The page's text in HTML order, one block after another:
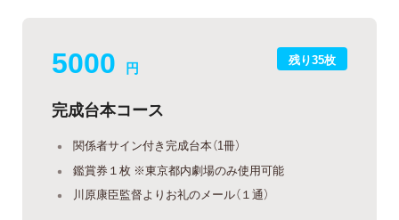
残り35枚
5000 円
完成台本コース
関係者サイン付き完成台本（1冊）
鑑賞券１枚 ※東京都内劇場のみ使用可能
川原康臣監督よりお礼のメール（１通）